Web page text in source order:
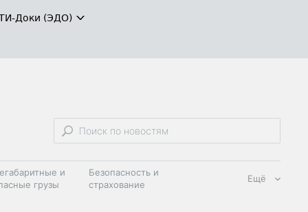
Доки (ЭДО)
и
грузы
Безопасность и
страхование
Ещё